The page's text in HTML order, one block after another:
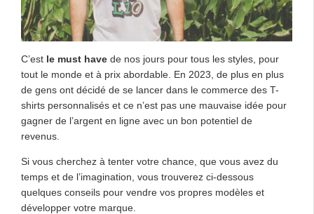
C’est le must have de nos jours pour tous les styles, pour
tout le monde et à prix abordable. En 2023, de plus en plus
de gens ont décidé de se lancer dans le commerce des T-
shirts personnalisés et ce n’est pas une mauvaise idée pour
gagner de l’argent en ligne avec un bon potentiel de
revenus.
Si vous cherchez à tenter votre chance, que vous avez du
temps et de l’imagination, vous trouverez ci-dessous
quelques conseils pour vendre vos propres modèles et
développer votre marque.